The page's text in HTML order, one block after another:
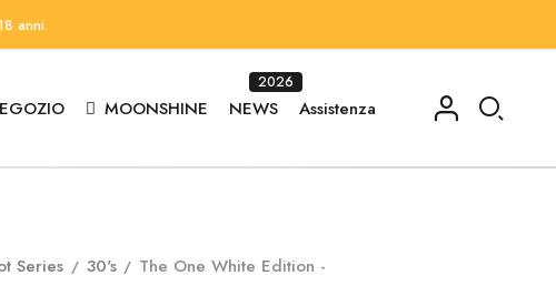
anni.
MOONSHINE NEWS
2026
Assistenza
Series 30's
The One White Edition -